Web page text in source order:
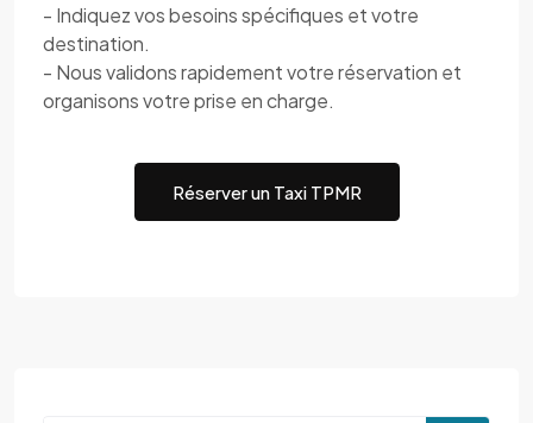
- Indiquez vos besoins spécifiques et votre
destination.
- Nous validons rapidement votre réservation et
organisons votre prise en charge.
Réserver un Taxi TPMR